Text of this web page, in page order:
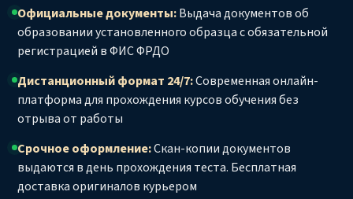
Официальные документы:Выдача документов об
образовании установленного образца с обязательной
регистрацией в ФИС ФРДО
Дистанционный формат 24/7:Современная онлайн-
платформа для прохождения курсов обучения без
отрыва от работы
Срочное оформление:Скан-копии документов
выдаются в день прохождения теста. Бесплатная
доставка оригиналов курьером